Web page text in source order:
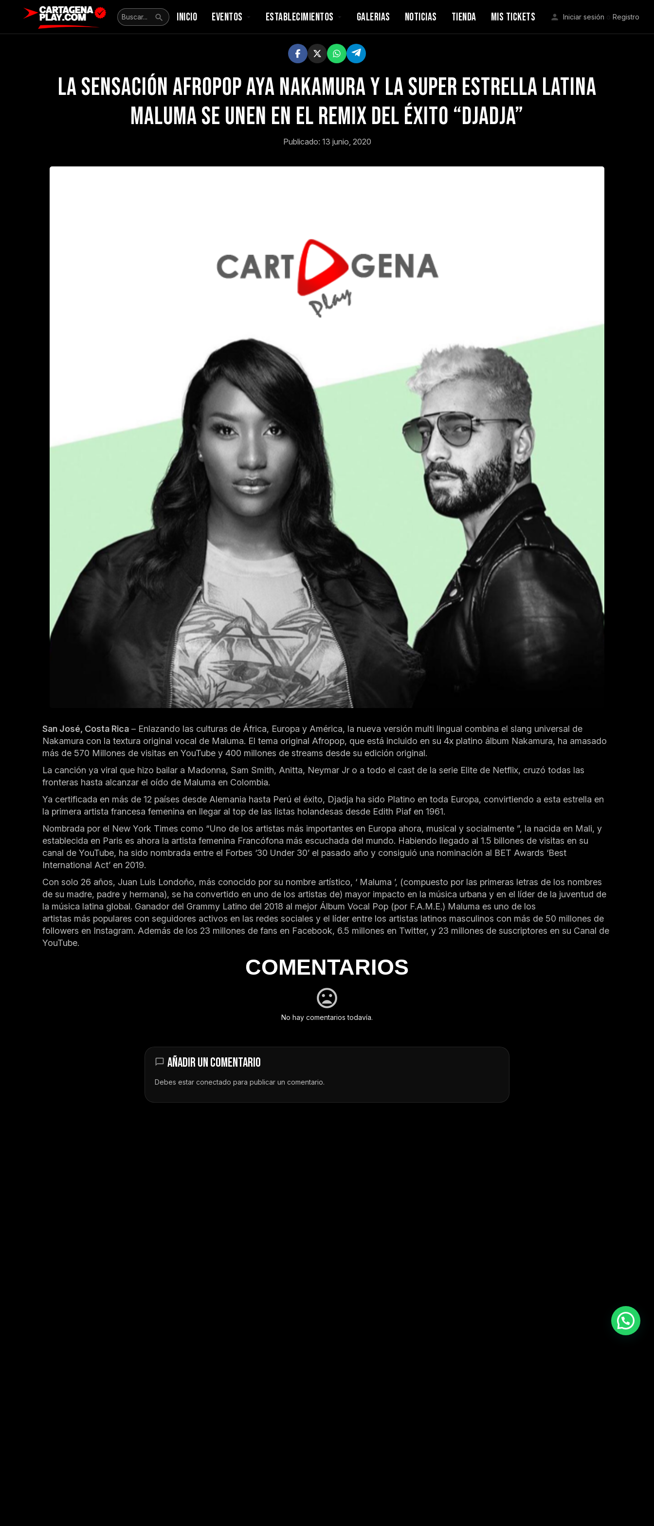
INICIO EVENTOS ESTABLECIMIENTOS GALERIAS NOTICIAS TIENDA MIS TICKETS Iniciar sesión o Registro
La sensación afropop Aya Nakamura y la super estrella latina
Maluma se unen en el remix del éxito “Djadja”
Publicado: 13 junio, 2020
San José, Costa Rica – Enlazando las culturas de África, Europa y América, la nueva versión multi lingual combina el slang universal de
Nakamura con la textura original vocal de Maluma. El tema original Afropop, que está incluido en su 4x platino álbum Nakamura, ha amasado
más de 570 Millones de visitas en YouTube y 400 millones de streams desde su edición original.
La canción ya viral que hizo bailar a Madonna, Sam Smith, Anitta, Neymar Jr o a todo el cast de la serie Elite de Netflix, cruzó todas las
fronteras hasta alcanzar el oído de Maluma en Colombia.
Ya certificada en más de 12 países desde Alemania hasta Perú el éxito, Djadja ha sido Platino en toda Europa, convirtiendo a esta estrella en
la primera artista francesa femenina en llegar al top de las listas holandesas desde Edith Piaf en 1961.
Nombrada por el New York Times como “Uno de los artistas más importantes en Europa ahora, musical y socialmente ”, la nacida en Mali, y
establecida en Paris es ahora la artista femenina Francófona más escuchada del mundo. Habiendo llegado al 1.5 billones de visitas en su
canal de YouTube, ha sido nombrada entre el Forbes ‘30 Under 30’ el pasado año y consiguió una nominación al BET Awards ‘Best
International Act’ en 2019.
Con solo 26 años, Juan Luis Londoño, más conocido por su nombre artístico, ‘ Maluma ’, (compuesto por las primeras letras de los nombres
de su madre, padre y hermana), se ha convertido en uno de los artistas de) mayor impacto en la música urbana y en el líder de la juventud de
la música latina global. Ganador del Grammy Latino del 2018 al mejor Álbum Vocal Pop (por F.A.M.E.) Maluma es uno de los
artistas más populares con seguidores activos en las redes sociales y el líder entre los artistas latinos masculinos con más de 50 millones de
followers en Instagram. Además de los 23 millones de fans en Facebook, 6.5 millones en Twitter, y 23 millones de suscriptores en su Canal de
YouTube.
COMENTARIOS
No hay comentarios todavía.
AÑADIR UN COMENTARIO
Debes estar conectado para publicar un comentario.